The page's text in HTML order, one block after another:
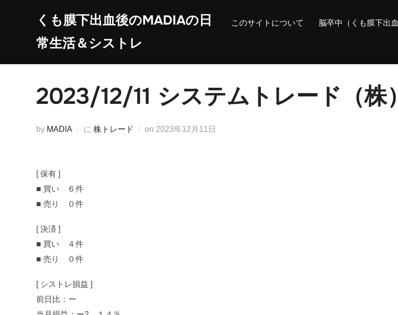
ツ
くも膜下出血後のMADIAの日
常生活＆シストレ
このサイトについて 脳卒中（くも膜下出
2023/12/11 システムトレード（株
by MADIA に 株トレード on 投
2023年12月11日
[ 保有 ]
■ 買い ６件
■ 売り ０件
[ 決済 ]
■ 買い ４件
■ 売り ０件
[ シストレ損益 ]
前日比：ー